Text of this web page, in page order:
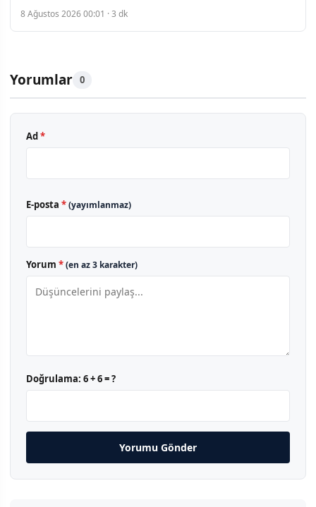
8 Ağustos 2026 00:01 · 3 dk
Yorumlar 0
Ad*
E-posta *(yayımlanmaz)
Yorum *(en az 3 karakter)
Doğrulama: 6 + 6 = ?
Yorumu Gönder